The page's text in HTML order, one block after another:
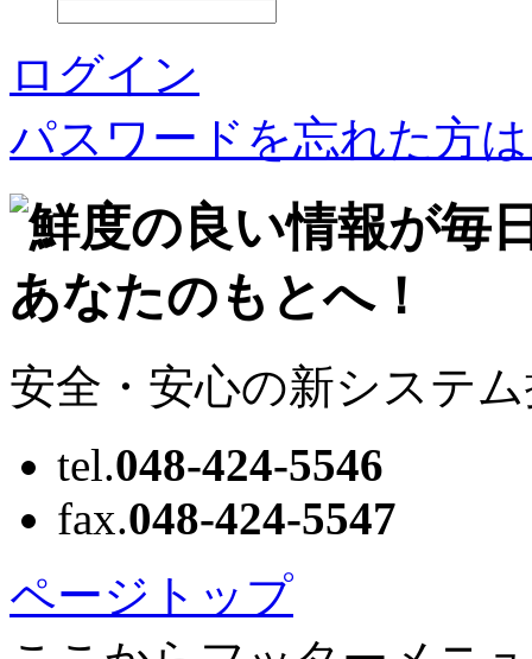
ログイン
パスワードを忘れた方
安全・安心の新システ
tel.048-424-5546
fax.048-424-5547
ページトップ